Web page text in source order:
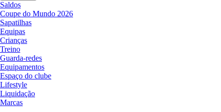
Saldos
Coupe do Mundo 2026
Sapatilhas
Equipas
Crianças
Treino
Guarda-redes
Equipamentos
Espaço do clube
Lifestyle
Liquidação
Marcas